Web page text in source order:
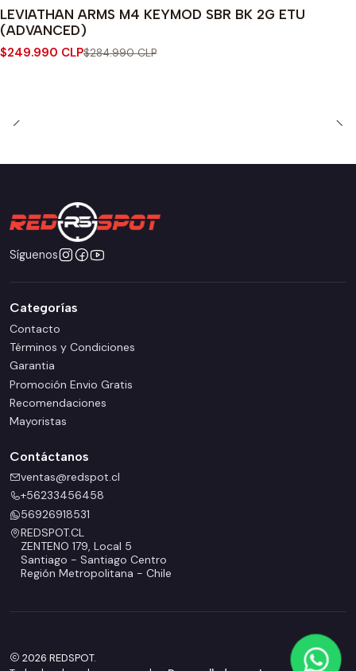
LEVIATHAN ARMS M4 KEYMOD SBR BK 2G ETU
(ADVANCED)
$249.990 CLP$284.990 CLP
Síguenos
Categorías
Contacto
Términos y Condiciones
Garantia
Promoción Envio Gratis
Recomendaciones
Mayoristas
Contáctanos
ventas@redspot.cl
+56233456458
56926918531
REDSPOT.CL
ZENTENO 179, Local 5
Santiago - Santiago Centro
Región Metropolitana - Chile
2026 REDSPOT.